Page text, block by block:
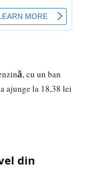
cu un ban
ajunge la 18,38 lei
din